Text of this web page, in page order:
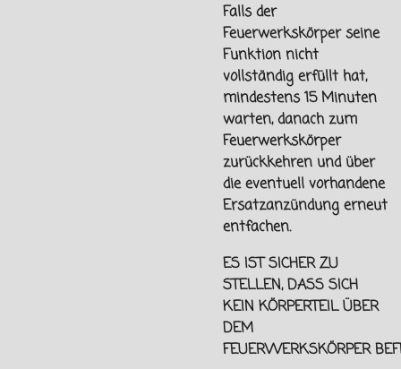
Falls der
Feuerwerkskörper seine
Funktion nicht
vollständig erfüllt hat,
mindestens 15 Minuten
warten, danach zum
Feuerwerkskörper
zurückkehren und über
die eventuell vorhandene
Ersatzanzündung erneut
entfachen.
ES IST SICHER ZU
STELLEN, DASS SICH
KEIN KÖRPERTEIL ÜBER
DEM
FEUERWERKSKÖRPER